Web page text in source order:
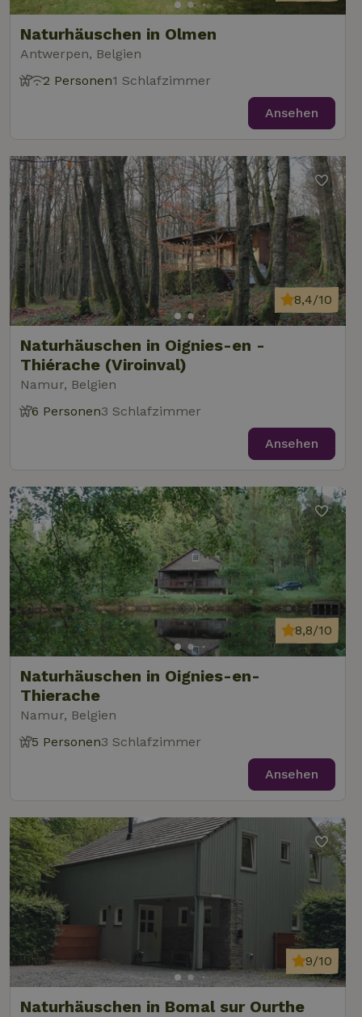
Naturhäuschen in Olmen
Antwerpen, Belgien
2 Personen1 Schlafzimmer
Ansehen
Naturhäuschen in Oignies-en -
Thiérache (Viroinval)
Namur, Belgien
8,4/10
6 Personen3 Schlafzimmer
Ansehen
Naturhäuschen in Oignies-en-
Thierache
Namur, Belgien
8,8/10
5 Personen3 Schlafzimmer
Ansehen
Naturhäuschen in Bomal sur Ourthe
9/10